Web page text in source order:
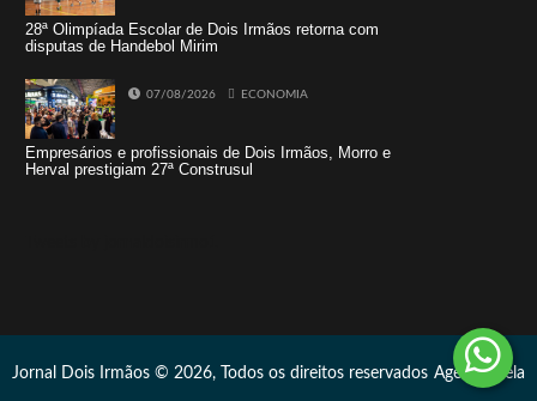
28ª Olimpíada Escolar de Dois Irmãos retorna com
disputas de Handebol Mirim
07/08/2026 ECONOMIA
Empresários e profissionais de Dois Irmãos, Morro e
Herval prestigiam 27ª Construsul
Jornal Dois Irmãos © 2026, Todos os direitos reservados Agência Vela